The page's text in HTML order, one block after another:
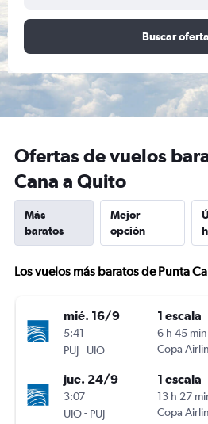
Buscar
Ofertas de vuelos
Cana a Quito
Más
baratos
Mejor
opción
Los vuelos más baratos de Punta
mié. 16/9
5:41
PUJ- UIO
1 escala
6 h 45 min
Copa
jue. 24/9
3:07
UIO- PUJ
1 escala
13 h 27
Copa